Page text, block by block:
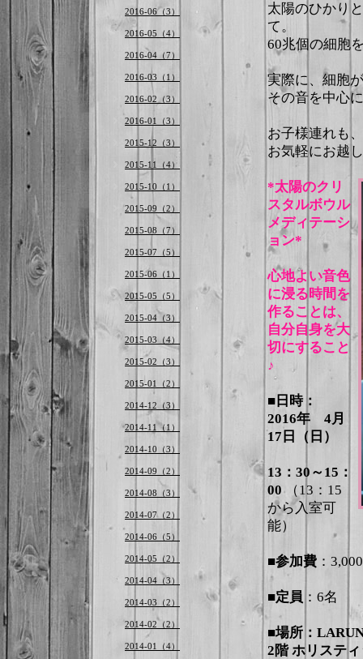
太陽のひかり
て。
60兆個の細胞
実際に、細胞
その音を中心
お子様連れも
お気軽にお越
*太陽のクリ
スタルボウル
メディテーシ
ョン*
心地よい音色
に浸る時間を
作ることは、
自分自身を大
切にすること
♪
■日時：
2016年 4月
17日（日）
13：30～15：
00（13：15
から入室可
能）
■参加費 ：
■定員 ：6名
■場所：
2階 ホリステ
2016-06（3）
2016-05（4）
2016-04（7）
2016-03（1）
2016-02（3）
2016-01（3）
2015-12（3）
2015-11（4）
2015-10（1）
2015-09（2）
2015-08（7）
2015-07（5）
2015-06（1）
2015-05（5）
2015-04（3）
2015-03（4）
2015-02（3）
2015-01（2）
2014-12（3）
2014-11（1）
2014-10（3）
2014-09（2）
2014-08（3）
2014-07（2）
2014-06（5）
2014-05（2）
2014-04（3）
2014-03（2）
2014-02（2）
2014-01（4）